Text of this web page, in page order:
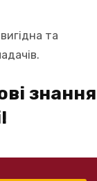
вигідна та
знання